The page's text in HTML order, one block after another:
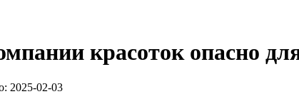
красоток опасно
2025-02-03